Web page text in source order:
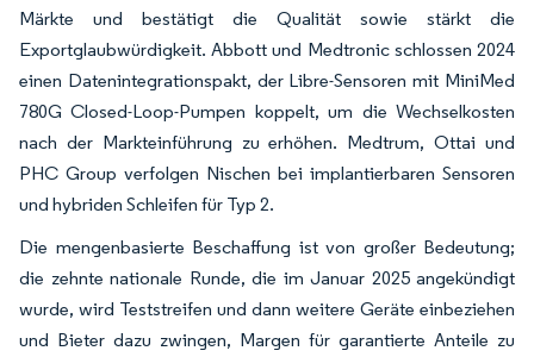
Märkte und bestätigt die Qualität sowie stärkt die
Exportglaubwürdigkeit. Abbott und Medtronic schlossen 2024
einen Datenintegrationspakt, der Libre-Sensoren mit MiniMed
780G Closed-Loop-Pumpen koppelt, um die Wechselkosten
nach der Markteinführung zu erhöhen. Medtrum, Ottai und
PHC Group verfolgen Nischen bei implantierbaren Sensoren
und hybriden Schleifen für Typ 2.
Die mengenbasierte Beschaffung ist von großer Bedeutung;
die zehnte nationale Runde, die im Januar 2025 angekündigt
wurde, wird Teststreifen und dann weitere Geräte einbeziehen
und Bieter dazu zwingen, Margen für garantierte Anteile zu